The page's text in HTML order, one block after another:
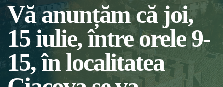
Vă anunțăm că joi,
15 iulie, între orele 9-
15, în localitatea